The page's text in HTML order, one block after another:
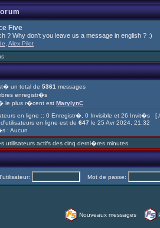
Five
? Why don't you leave us a message in english ? :)
Alex Pilot
un total de 5361 messages
enregistr�s
le plus r�cent est MarylynC
en ligne :: 0 Enregistr�, 0 Invisible et 26 Invit�s [
en ligne est de 647 le 25 Avr 2024, 21:32
: Aucun
utilisateurs actifs des cinq derni�res minutes
Mot de passe:
Nouveaux messages